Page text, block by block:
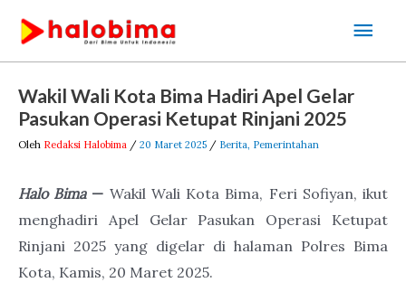
konten
Wakil Wali Kota Bima Hadiri Apel Gelar
Pasukan Operasi Ketupat Rinjani 2025
Oleh Redaksi Halobima / 20 Maret 2025 / Berita, Pemerintahan
Halo Bima — Wakil Wali Kota Bima, Feri Sofiyan, ikut
menghadiri Apel Gelar Pasukan Operasi Ketupat
Rinjani 2025 yang digelar di halaman Polres Bima
Kota, Kamis, 20 Maret 2025.
navigation